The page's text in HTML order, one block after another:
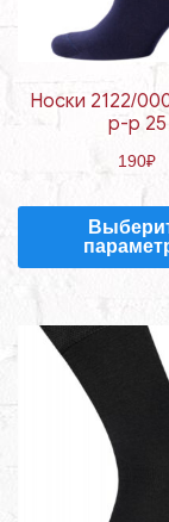
Носки 2122/
р-р 25
190₽